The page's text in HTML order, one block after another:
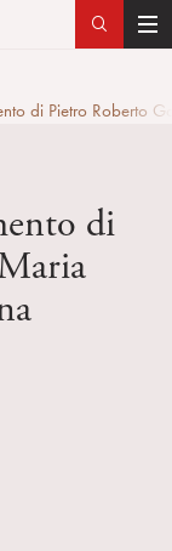
T
di Pietro Roberto
di